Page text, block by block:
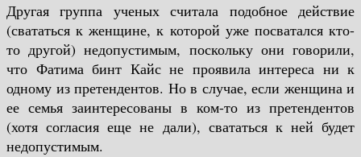
Другая группа ученых считала подобное действие
(свататься к женщине, к которой уже посватался кто-
то другой) недопустимым, поскольку они говорили,
что Фатима бинт Кайс не проявила интереса ни к
одному из претендентов. Но в случае, если женщина и
ее семья заинтересованы в ком-то из претендентов
(хотя согласия еще не дали), свататься к ней будет
недопустимым.